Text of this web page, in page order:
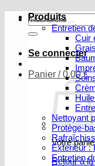
Recherche
pour :
Se connecter
Panier /0,00€
Votre
Retour à
Produits
Entretien
Cuir
Nettoyant
Protège-
Extérieur :
Entretien